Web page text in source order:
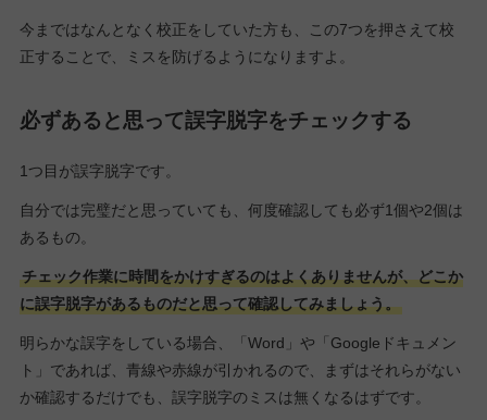
今まではなんとなく校正をしていた方も、この7つを押さえて校
正することで、ミスを防げるようになりますよ。
必ずあると思って誤字脱字をチェックする
1つ目が誤字脱字です。
自分では完璧だと思っていても、何度確認しても必ず1個や2個は
あるもの。
チェック作業に時間をかけすぎるのはよくありませんが、どこか
に誤字脱字があるものだと思って確認してみましょう。
明らかな誤字をしている場合、「Word」や「Googleドキュメン
ト」であれば、青線や赤線が引かれるので、まずはそれらがない
か確認するだけでも、誤字脱字のミスは無くなるはずです。